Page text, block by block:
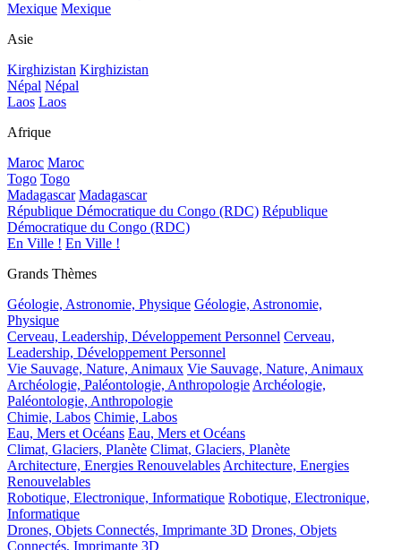
Mexique Mexique
Asie
Kirghizistan Kirghizistan
Népal Népal
Laos Laos
Afrique
Maroc Maroc
Togo Togo
Madagascar Madagascar
République Démocratique du Congo (RDC) République
Démocratique du Congo (RDC)
En Ville ! En Ville !
Grands Thèmes
Géologie, Astronomie, Physique Géologie, Astronomie,
Physique
Cerveau, Leadership, Développement Personnel Cerveau,
Leadership, Développement Personnel
Vie Sauvage, Nature, Animaux Vie Sauvage, Nature, Animaux
Archéologie, Paléontologie, AnthropologieArchéologie,
Paléontologie, Anthropologie
Chimie, Labos Chimie, Labos
Eau, Mers et Océans Eau, Mers et Océans
Climat, Glaciers, Planète Climat, Glaciers, Planète
Architecture, Energies RenouvelablesArchitecture, Energies
Renouvelables
Robotique, Electronique, Informatique Robotique, Electronique,
Informatique
Drones, Objets Connectés, Imprimante 3D Drones, Objets
Connectés, Imprimante 3D